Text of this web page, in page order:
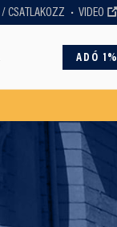
/ CSATLAKOZZ VIDEO
ADÓ 1%